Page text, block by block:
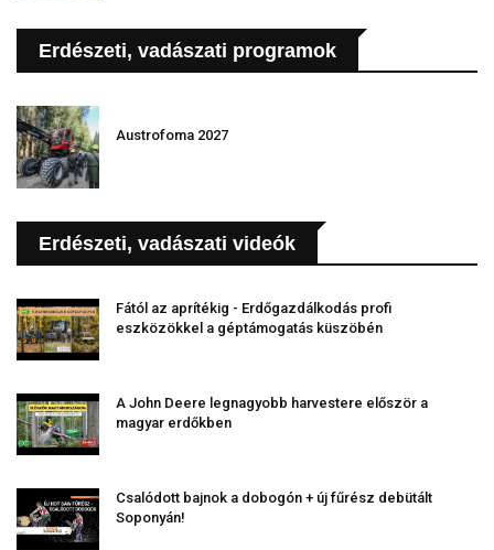
Erdészeti, vadászati programok
Austrofoma 2027
Erdészeti, vadászati videók
Fától az aprítékig - Erdőgazdálkodás profi
eszközökkel a géptámogatás küszöbén
A John Deere legnagyobb harvestere először a
magyar erdőkben
Csalódott bajnok a dobogón + új fűrész debütált
Soponyán!